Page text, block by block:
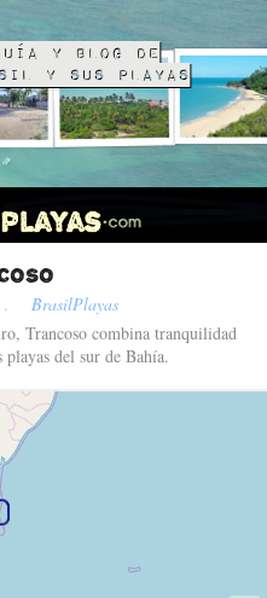
y blog de
y sus playas
.
BrasilPlayas
Trancoso combina tranquilidad
del sur de Bahía.